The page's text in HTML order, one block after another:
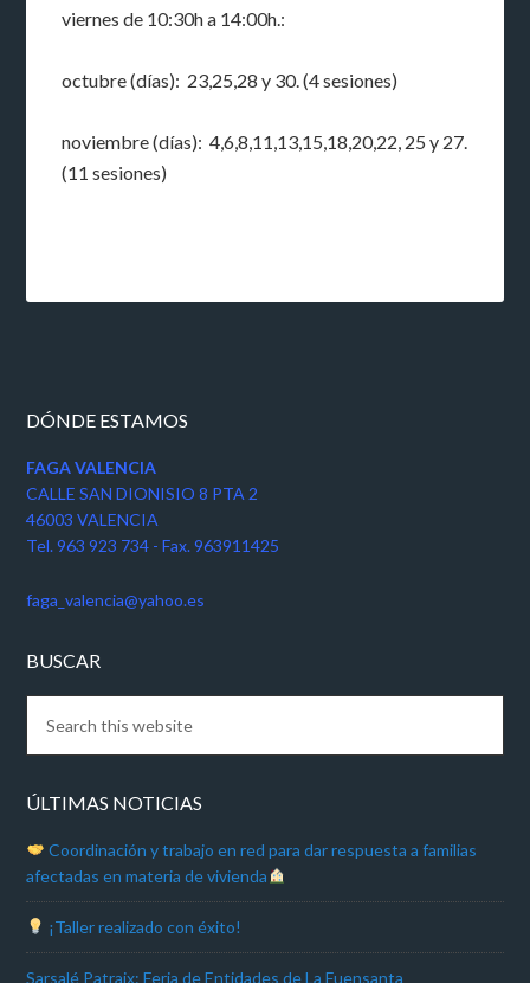
viernes de 10:30h a 14:00h.:
octubre (días): 23,25,28 y 30. (4 sesiones)
noviembre (días): 4,6,8,11,13,15,18,20,22, 25 y 27.
(11 sesiones)
DÓNDE ESTAMOS
FAGA VALENCIA
CALLE SAN DIONISIO 8 PTA 2
46003 VALENCIA
Tel. 963 923 734 - Fax. 963911425
faga_valencia@yahoo.es
BUSCAR
ÚLTIMAS NOTICIAS
Coordinación y trabajo en red para dar respuesta a familias
afectadas en materia de vivienda
¡Taller realizado con éxito!
Sarsalé Patraix: Feria de Entidades de La Fuensanta